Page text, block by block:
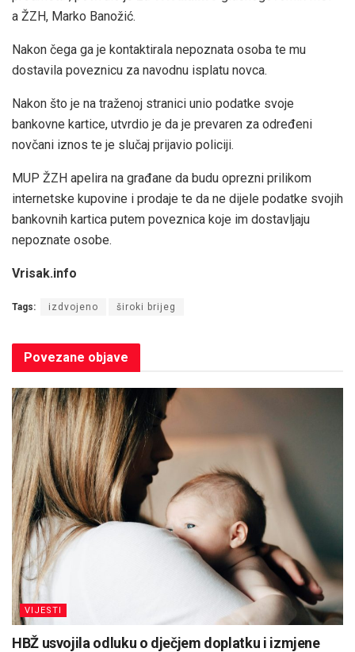
a ŽZH, Marko Banožić.
Nakon čega ga je kontaktirala nepoznata osoba te mu
dostavila poveznicu za navodnu isplatu novca.
Nakon što je na traženoj stranici unio podatke svoje
bankovne kartice, utvrdio je da je prevaren za određeni
novčani iznos te je slučaj prijavio policiji.
MUP ŽZH apelira na građane da budu oprezni prilikom
internetske kupovine i prodaje te da ne dijele podatke svojih
bankovnih kartica putem poveznica koje im dostavljaju
nepoznate osobe.
Vrisak.info
Tags: izdvojeno široki brijeg
Povezane objave
VIJESTI
HBŽ usvojila odluku o dječjem doplatku i izmjene